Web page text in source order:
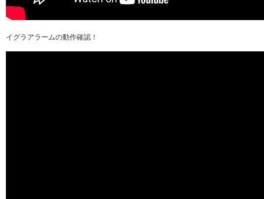
イグラアラームの動作確認！